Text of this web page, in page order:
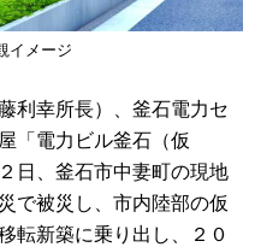
イメージ
利幸所長）、釜石電力セ
「電力ビル釜石（仮
日、釜石市中妻町の現地
で被災し、市内陸部の仮
転新築に乗り出し、２０